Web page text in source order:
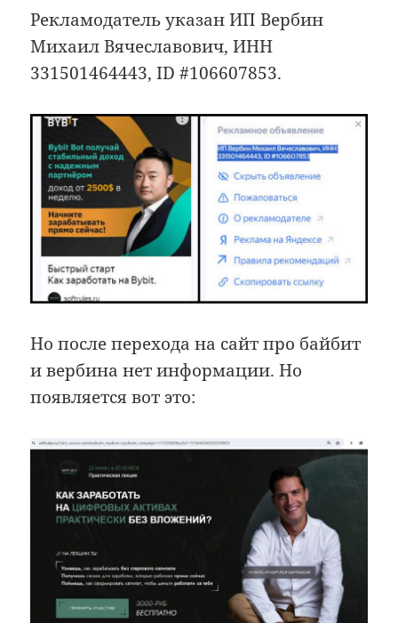
Рекламодатель указан ИП Вербин
Михаил Вячеславович, ИНН
331501464443, ID #106607853.
Но после перехода на сайт про байбит
и вербина нет информации. Но
появляется вот это: